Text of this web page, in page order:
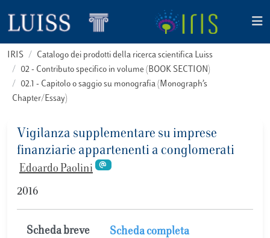
IRIS
Catalogo dei prodotti della ricerca scientifica Luiss
02 - Contributo specifico in volume (BOOK SECTION)
02.1 - Capitolo o saggio su monografia (Monograph’s
Chapter/Essay)
Vigilanza supplementare su imprese
finanziarie appartenenti a conglomerati
Edoardo Paolini
2016
Scheda breve Scheda completa